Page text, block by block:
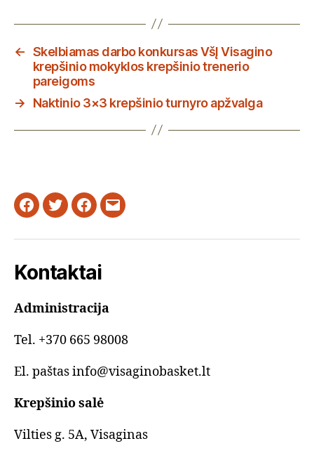
← Skelbiamas darbo konkursas VšĮ Visagino
krepšinio mokyklos krepšinio trenerio
pareigoms
→
Naktinio 3×3 krepšinio turnyro apžvalga
Facebook
TwitterInstagram
Email
Kontaktai
Administracija
Tel. +370 665 98008
El. paštas info@visaginobasket.lt
Krepšinio salė
Vilties g. 5A, Visaginas